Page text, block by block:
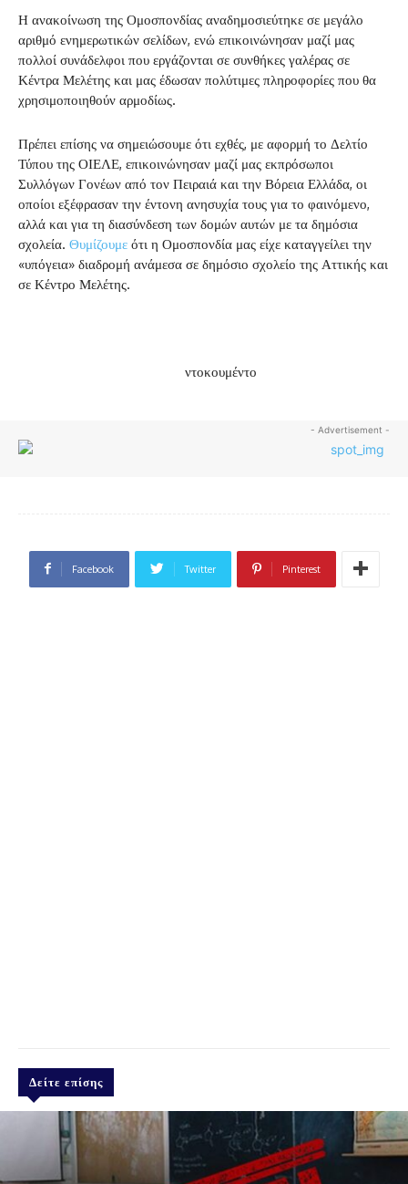
Η ανακοίνωση της Ομοσπονδίας αναδημοσιεύτηκε σε μεγάλο
αριθμό ενημερωτικών σελίδων, ενώ επικοινώνησαν μαζί μας
πολλοί συνάδελφοι που εργάζονται σε συνθήκες γαλέρας σε
Κέντρα Μελέτης και μας έδωσαν πολύτιμες πληροφορίες που θα
χρησιμοποιηθούν αρμοδίως.
Πρέπει επίσης να σημειώσουμε ότι εχθές, με αφορμή το Δελτίο
Τύπου της ΟΙΕΛΕ, επικοινώνησαν μαζί μας εκπρόσωποι
Συλλόγων Γονέων από τον Πειραιά και την Βόρεια Ελλάδα, οι
οποίοι εξέφρασαν την έντονη ανησυχία τους για το φαινόμενο,
αλλά και για τη διασύνδεση των δομών αυτών με τα δημόσια
σχολεία. Θυμίζουμε ότι η Ομοσπονδία μας είχε καταγγείλει την
«υπόγεια» διαδρομή ανάμεσα σε δημόσιο σχολείο της Αττικής και
σε Κέντρο Μελέτης.
ντοκουμέντο
- Advertisement -
Facebook Twitter Pinterest
Δείτε επίσης